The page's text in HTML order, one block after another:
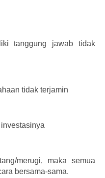
tanggung jawab tidak
tidak terjamin
merugi, maka semua
bersama-sama.